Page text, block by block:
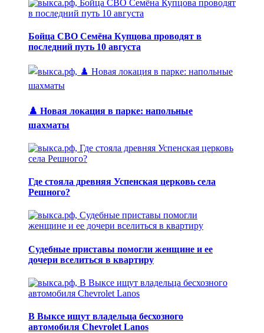
Бойца СВО Семёна Купцова проводят в
последний путь 10 августа
♟️ Новая локация в парке: напольные
шахматы
Где стояла древняя Успенская церковь села
Решного?
Судебные приставы помогли женщине и ее
дочери вселиться в квартиру
В Выксе ищут владельца бесхозного
автомобиля Chevrolet Lanos